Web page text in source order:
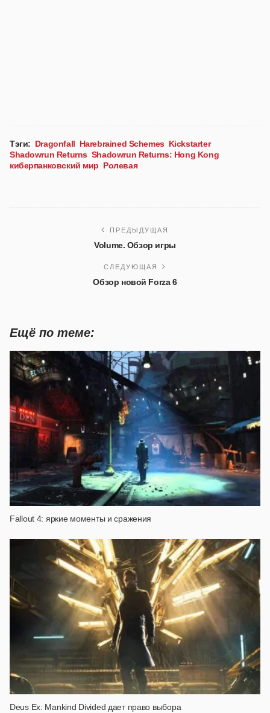
Тэги: Dragonfall Harebrained Schemes Kickstarter
Shadowrun Returns Shadowrun Returns: Hong Kong
киберпанковский мир Ролевая
ПРЕДЫДУЩАЯ
Volume. Обзор игры
СЛЕДУЮЩАЯ
Обзор новой Forza 6
Ещё по теме:
Fallout 4: яркие моменты и сражения
Deus Ex: Mankind Divided дает право выбора